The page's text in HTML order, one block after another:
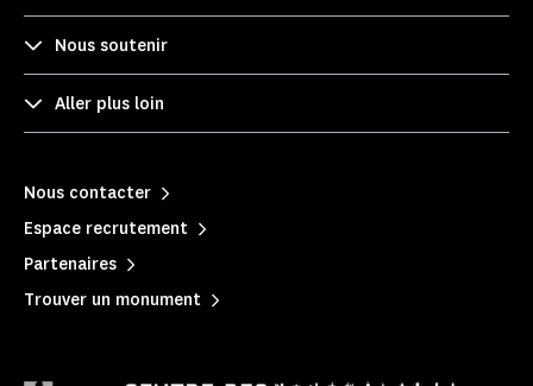
Nous soutenir
Aller plus loin
Nous contacter
Espace recrutement
Partenaires
Trouver un monument